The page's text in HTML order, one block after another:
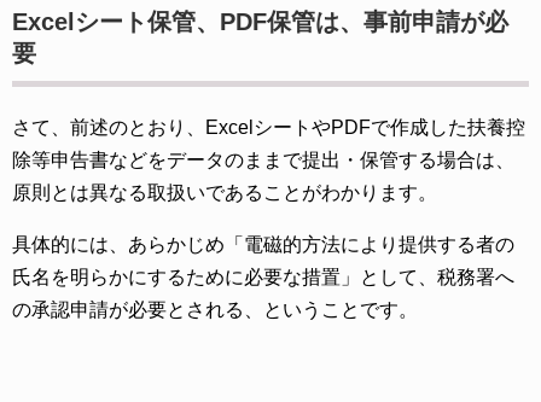
Excelシート保管、PDF保管は、事前申請が必
要
さて、前述のとおり、ExcelシートやPDFで作成した扶養控
除等申告書などをデータのままで提出・保管する場合は、
原則とは異なる取扱いであることがわかります。
具体的には、あらかじめ「電磁的方法により提供する者の
氏名を明らかにするために必要な措置」として、税務署へ
の承認申請が必要とされる、ということです。